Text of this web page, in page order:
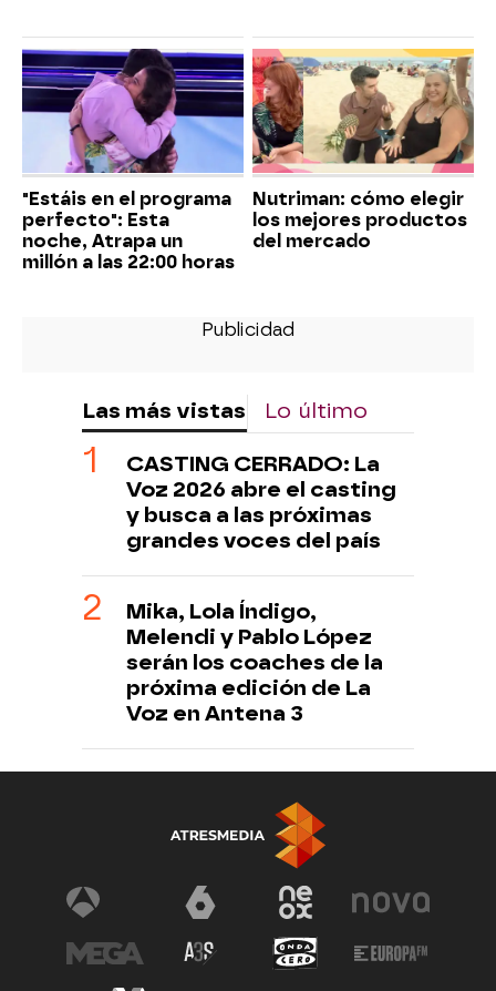
"Estáis en el programa
perfecto": Esta
noche, Atrapa un
millón a las 22:00 horas
Nutriman: cómo elegir
los mejores productos
del mercado
Las más vistas Lo último
CASTING CERRADO: La
Voz 2026 abre el casting
y busca a las próximas
grandes voces del país
Mika, Lola Índigo,
Melendi y Pablo López
serán los coaches de la
próxima edición de La
Voz en Antena 3